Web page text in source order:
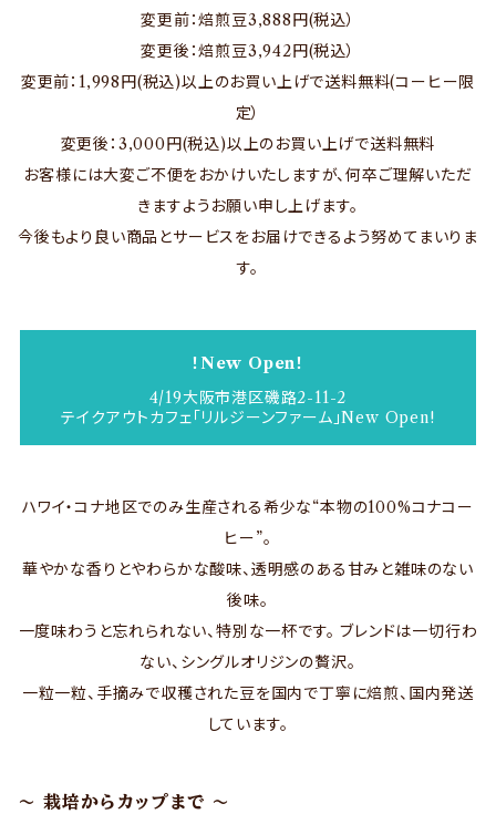
変更前：焙煎豆3,888円(税込）
変更後：焙煎豆3,942円(税込）
変更前：1,998円(税込)以上のお買い上げで送料無料(コーヒー限
定）
変更後：3,000円(税込)以上のお買い上げで送料無料
お客様には大変ご不便をおかけいたしますが、何卒ご理解いただ
きますようお願い申し上げます。
今後もより良い商品とサービスをお届けできるよう努めてまいりま
す。
！New Open！
4/19大阪市港区磯路2-11-2
テイクアウトカフェ「リルジーンファーム」New Open!
ハワイ・コナ地区でのみ生産される希少な“本物の100%コナコー
ヒー”。
華やかな香りとやわらかな酸味、透明感のある甘みと雑味のない
後味。
一度味わうと忘れられない、特別な一杯です。 ブレンドは一切行わ
ない、シングルオリジンの贅沢。
一粒一粒、手摘みで収穫された豆を国内で丁寧に焙煎、国内発送
しています。
～ 栽培からカップまで ～